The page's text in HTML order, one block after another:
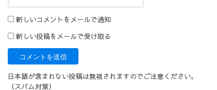
新しいコメントをメールで通知
新しい投稿をメールで受け取る
日本語が含まれない投稿は無視されますのでご注意ください。
（スパム対策）